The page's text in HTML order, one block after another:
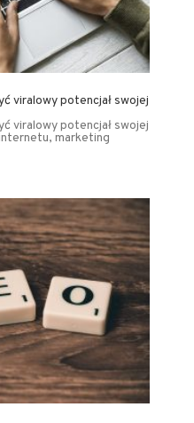
viralowy potencjał swojej
viralowy potencjał swojej
marketing